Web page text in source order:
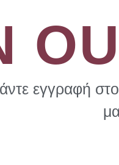
εγγραφή